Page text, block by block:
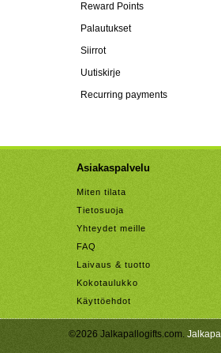
Reward Points
Palautukset
Siirrot
Uutiskirje
Recurring payments
Asiakaspalvelu
Miten tilata
Tietosuoja
Yhteydet meille
FAQ
Laivaus & tuotto
Kokotaulukko
Käyttöehdot
©2026 Jalkapallogifts.com.